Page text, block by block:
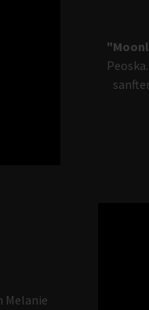
Melanie